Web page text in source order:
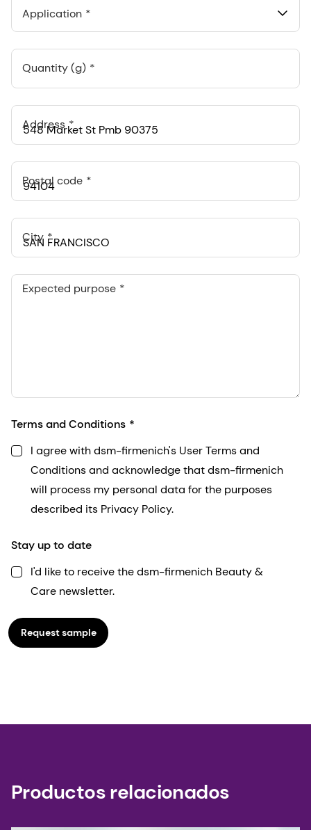
Application
Quantity (g)
Address
Postal code
City
Expected purpose
Terms and Conditions
I agree with dsm-firmenich's User Terms and
Conditions and acknowledge that dsm-firmenich
will process my personal data for the purposes
described its Privacy Policy.
Stay up to date
I'd like to receive the dsm-firmenich Beauty &
Care newsletter.
Request sample
Productos relacionados